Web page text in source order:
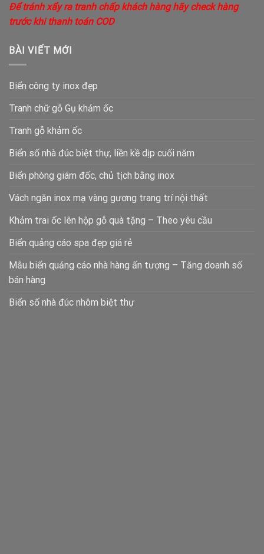
Để tránh xẩy ra tranh chấp khách hàng hãy check hàng
trước khi thanh toán COD
BÀI VIẾT MỚI
Biển công ty inox đẹp
Tranh chữ gỗ Gụ khảm ốc
Tranh gỗ khảm ốc
Biển số nhà đúc biệt thự, liền kề dịp cuối năm
Biển phòng giám đốc, chủ tịch bằng inox
Vách ngăn inox mạ vàng gương trang trí nội thất
Khảm trai ốc lên hộp gỗ quà tặng – Theo yêu cầu
Biển quảng cáo spa đẹp giá rẻ
Mẫu biển quảng cáo nhà hàng ấn tượng – Tăng doanh số
bán hàng
Biển số nhà đúc nhôm biệt thự